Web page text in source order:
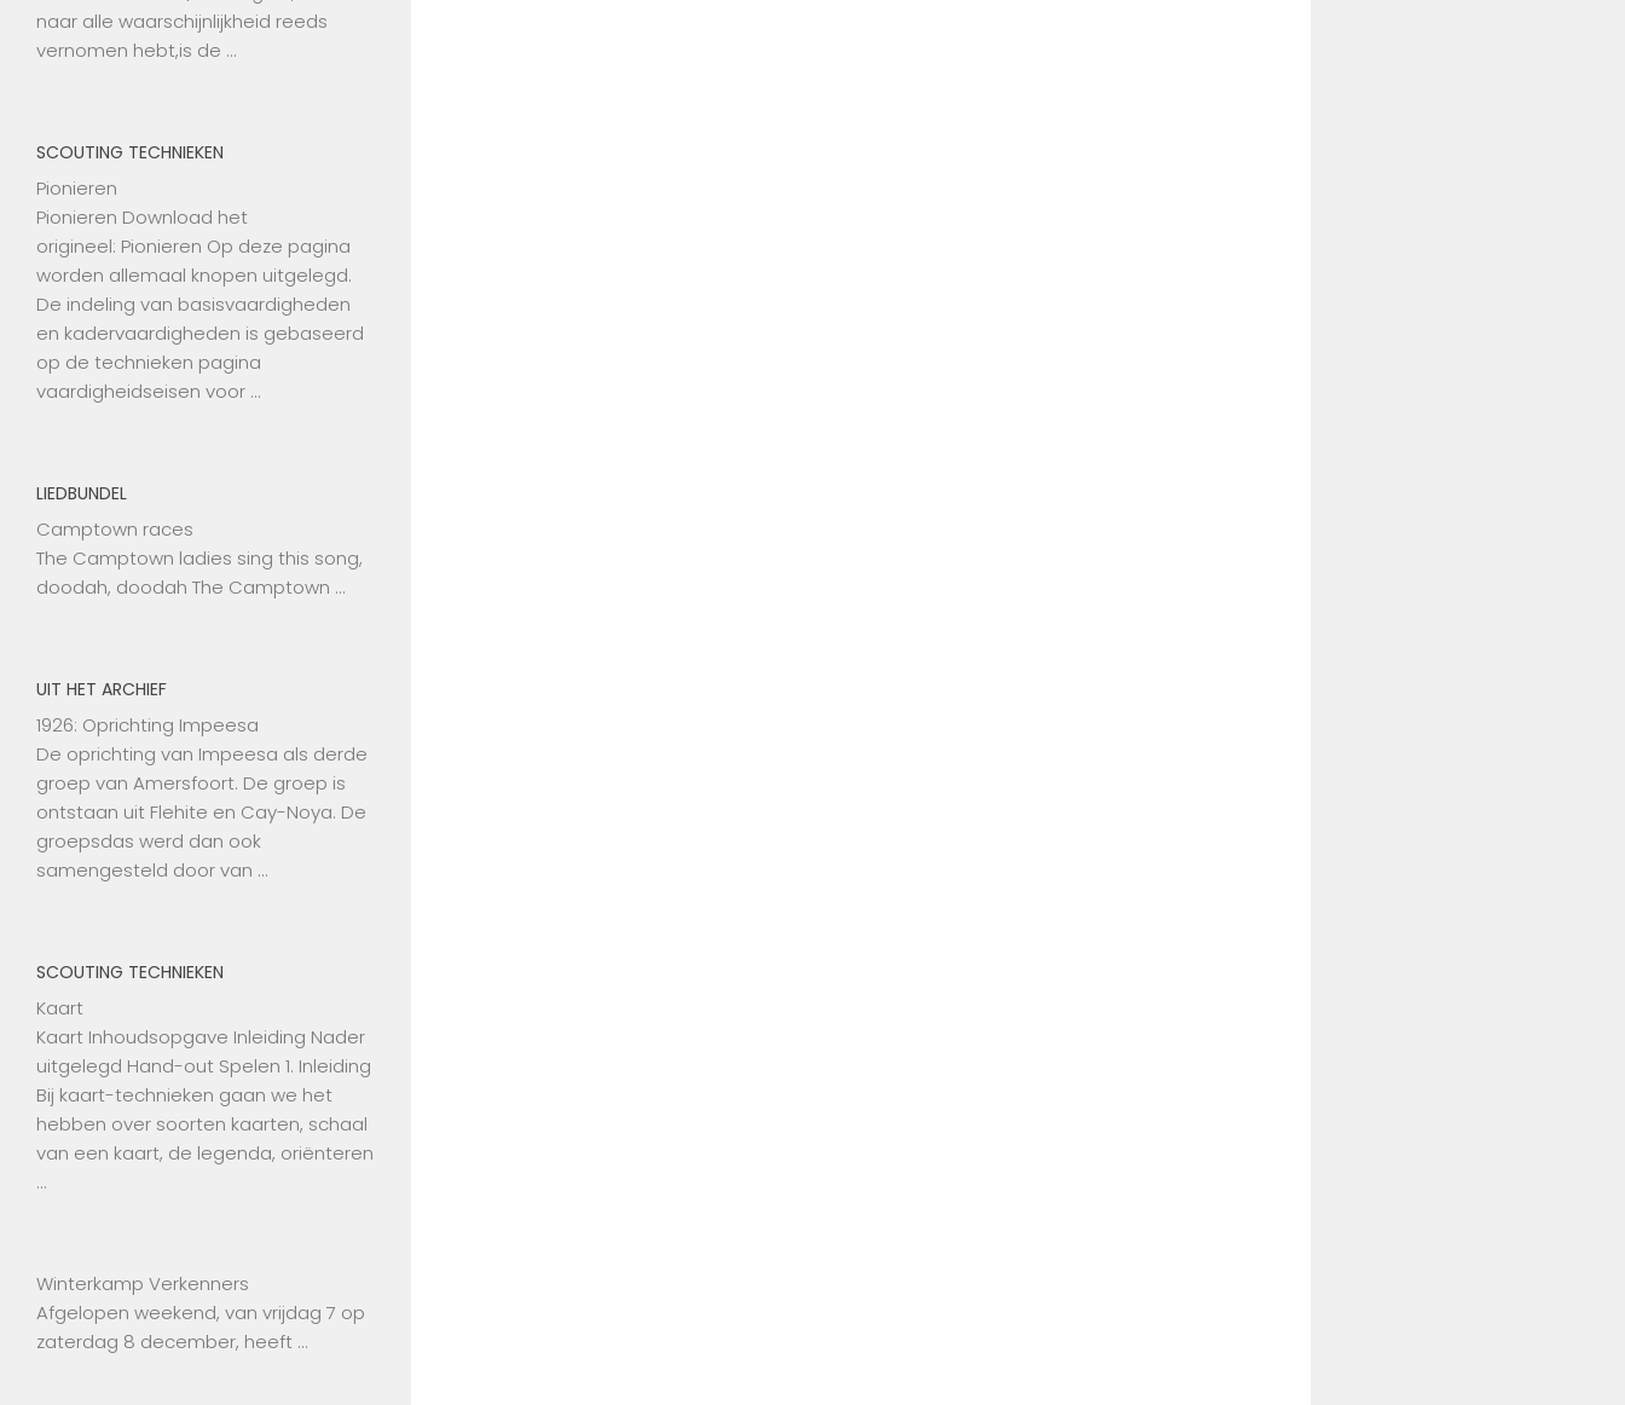
naar alle waarschijnlijkheid reeds
vernomen hebt,is de …
SCOUTING TECHNIEKEN
Pionieren
Pionieren Download het
origineel: Pionieren Op deze pagina
worden allemaal knopen uitgelegd.
De indeling van basisvaardigheden
en kadervaardigheden is gebaseerd
op de technieken pagina
vaardigheidseisen voor …
LIEDBUNDEL
Camptown races
The Camptown ladies sing this song,
doodah, doodah The Camptown …
UIT HET ARCHIEF
1926: Oprichting Impeesa
De oprichting van Impeesa als derde
groep van Amersfoort. De groep is
ontstaan uit Flehite en Cay-Noya. De
groepsdas werd dan ook
samengesteld door van …
SCOUTING TECHNIEKEN
Kaart
Kaart Inhoudsopgave Inleiding Nader
uitgelegd Hand-out Spelen 1. Inleiding
Bij kaart-technieken gaan we het
hebben over soorten kaarten, schaal
van een kaart, de legenda, oriënteren
…
Winterkamp Verkenners
Afgelopen weekend, van vrijdag 7 op
zaterdag 8 december, heeft …